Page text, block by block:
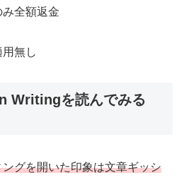
全額返金
無し
Writingを読んでみる
グを開いた印象は文章ギッシ